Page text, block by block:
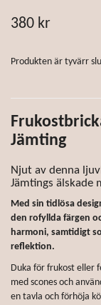
380 kr
Produkten är tyvärr
Jämting
Njut av denna
Jämtings älskade
Med sin tidlösa
den rofyllda färgen
harmoni, samtidigt
reflektion.
Duka för frukost eller
med scones och
en tavla och förhöja